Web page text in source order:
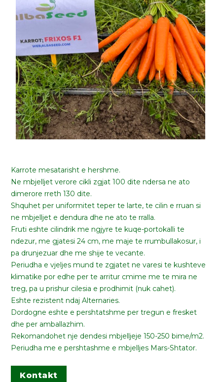
Karrote mesatarisht e hershme.
Ne mbjelljet verore cikli zgjat 100 dite ndersa ne ato
dimerore rreth 130 dite.
Shquhet per uniformitet teper te larte, te cilin e rruan si
ne mbjelljet e dendura dhe ne ato te rralla.
Fruti eshte cilindrik me ngjyre te kuqe-portokalli te
ndezur, me gjatesi 24 cm, me maje te rrumbullakosur, i
pa drunjezuar dhe me shije te vecante.
Periudha e vjeljes mund te zgjatet ne varesi te kushteve
klimatike por edhe per te arritur cmime me te mira ne
treg, pa u prishur cilesia e prodhimit (nuk cahet).
Eshte rezistent ndaj Alternaries.
Dordogne eshte e pershtatshme per tregun e fresket
dhe per amballazhim.
Rekomandohet nje dendesi mbjelljeje 150-250 bime/m2.
Periudha me e pershtashme e mbjelljes Mars-Shtator.
Kontakt